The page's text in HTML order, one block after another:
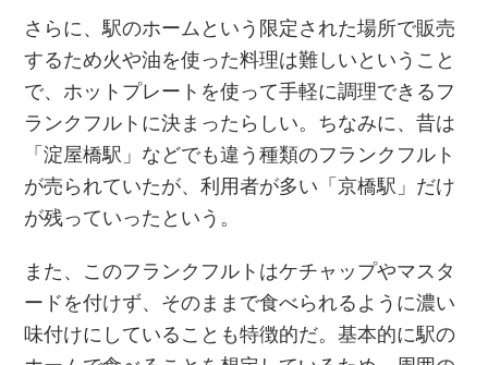
さらに、駅のホームという限定された場所で販売
するため火や油を使った料理は難しいということ
で、ホットプレートを使って手軽に調理できるフ
ランクフルトに決まったらしい。ちなみに、昔は
「淀屋橋駅」などでも違う種類のフランクフルト
が売られていたが、利用者が多い「京橋駅」だけ
が残っていったという。
また、このフランクフルトはケチャップやマスタ
ードを付けず、そのままで食べられるように濃い
味付けにしていることも特徴的だ。基本的に駅の